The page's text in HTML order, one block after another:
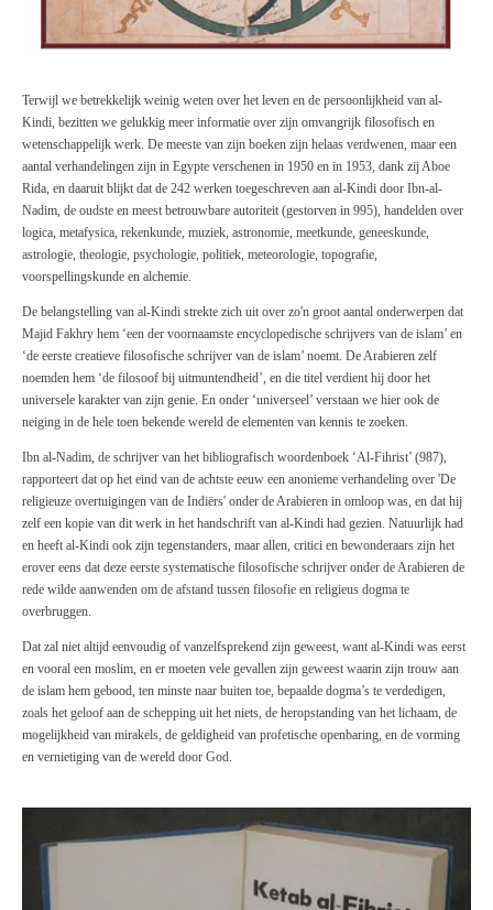
Terwijl we betrekkelijk weinig weten over het leven en de persoonlijkheid van al-
Kindi, bezitten we gelukkig meer informatie over zijn omvangrijk filosofisch en
wetenschappelijk werk. De meeste van zijn boeken zijn helaas verdwenen, maar een
aantal verhandelingen zijn in Egypte verschenen in 1950 en in 1953, dank zij Aboe
Rida, en daaruit blijkt dat de 242 werken toegeschreven aan al-Kindi door Ibn-al-
Nadim, de oudste en meest betrouwbare autoriteit (gestorven in 995), handelden over
logica, metafysica, rekenkunde, muziek, astronomie, meetkunde, geneeskunde,
astrologie, theologie, psychologie, politiek, meteorologie, topografie,
voorspellingskunde en alchemie.
De belangstelling van al-Kindi strekte zich uit over zo'n groot aantal onderwerpen dat
Majid Fakhry hem ‘een der voornaamste encyclopedische schrijvers van de islam’ en
‘de eerste creatieve filosofische schrijver van de islam’ noemt. De Arabieren zelf
noemden hem ‘de filosoof bij uitmuntendheid’, en die titel verdient hij door het
universele karakter van zijn genie. En onder ‘universeel’ verstaan we hier ook de
neiging in de hele toen bekende wereld de elementen van kennis te zoeken.
Ibn al-Nadim, de schrijver van het bibliografisch woordenboek ‘Al-Fihrist’ (987),
rapporteert dat op het eind van de achtste eeuw een anonieme verhandeling over 'De
religieuze overtuigingen van de Indiërs' onder de Arabieren in omloop was, en dat hij
zelf een kopie van dit werk in het handschrift van al-Kindi had gezien. Natuurlijk had
en heeft al-Kindi ook zijn tegenstanders, maar allen, critici en bewonderaars zijn het
erover eens dat deze eerste systematische filosofische schrijver onder de Arabieren de
rede wilde aanwenden om de afstand tussen filosofie en religieus dogma te
overbruggen.
Dat zal niet altijd eenvoudig of vanzelfsprekend zijn geweest, want al-Kindi was eerst
en vooral een moslim, en er moeten vele gevallen zijn geweest waarin zijn trouw aan
de islam hem gebood, ten minste naar buiten toe, bepaalde dogma’s te verdedigen,
zoals het geloof aan de schepping uit het niets, de heropstanding van het lichaam, de
mogelijkheid van mirakels, de geldigheid van profetische openbaring, en de vorming
en vernietiging van de wereld door God.